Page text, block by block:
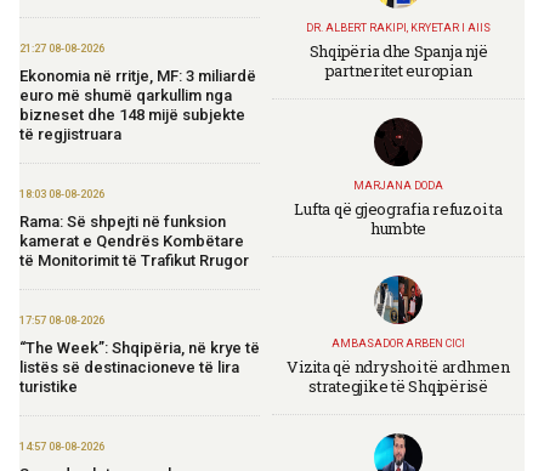
21:27 08-08-2026
Ekonomia në rritje, MF: 3 miliardë
euro më shumë qarkullim nga
bizneset dhe 148 mijë subjekte
të regjistruara
18:03 08-08-2026
Rama: Së shpejti në funksion
kamerat e Qendrës Kombëtare
të Monitorimit të Trafikut Rrugor
17:57 08-08-2026
“The Week”: Shqipëria, në krye të
listës së destinacioneve të lira
turistike
14:57 08-08-2026
DR. ALBERT RAKIPI, KRYETAR I AIIS
Shqipëria dhe Spanja një
partneritet europian
MARJANA DODA
Lufta që gjeografia refuzoi ta
humbte
AMBASADOR ARBEN CICI
Vizita që ndryshoi të ardhmen
strategjike të Shqipërisë